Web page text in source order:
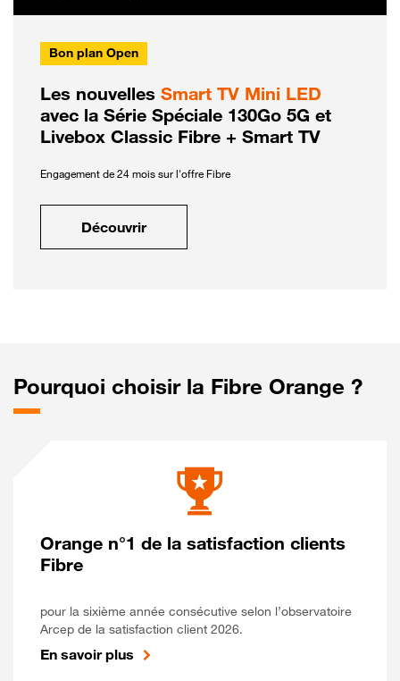
Bon plan Open
Les nouvelles Smart TV Mini LED
avec la Série Spéciale 130Go 5G et
Livebox Classic Fibre + Smart TV
Engagement de 24 mois sur l'offre Fibre
Découvrir
Pourquoi choisir la Fibre Orange ?
Orange n°1 de la satisfaction clients
Fibre
pour la sixième année consécutive selon l’observatoire
Arcep de la satisfaction client 2026.
En savoir plus